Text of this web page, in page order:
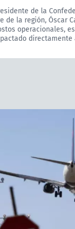
de la
de la región, Óscar
operacionales,